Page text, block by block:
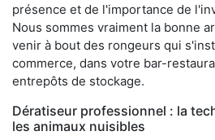
présence et de l'importance de
Nous sommes vraiment la bonne
venir à bout des rongeurs qui
commerce, dans votre bar-
entrepôts de stockage.
Dératiseur professionnel : la
les animaux nuisibles